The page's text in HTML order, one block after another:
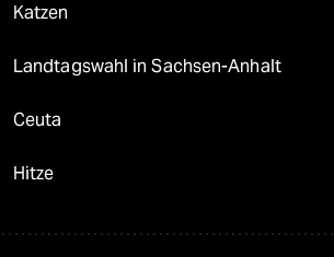
Katzen
Landtagswahl in Sachsen-Anhalt
Ceuta
Hitze